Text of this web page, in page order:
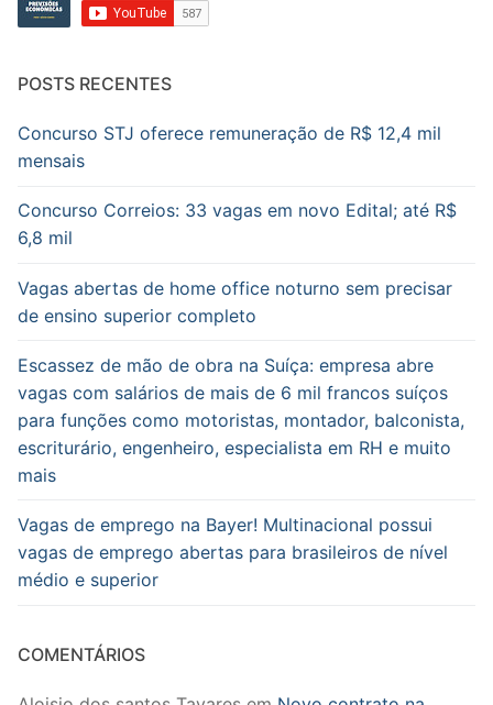
POSTS RECENTES
Concurso STJ oferece remuneração de R$ 12,4 mil
mensais
Concurso Correios: 33 vagas em novo Edital; até R$
6,8 mil
Vagas abertas de home office noturno sem precisar
de ensino superior completo
Escassez de mão de obra na Suíça: empresa abre
vagas com salários de mais de 6 mil francos suíços
para funções como motoristas, montador, balconista,
escriturário, engenheiro, especialista em RH e muito
mais
Vagas de emprego na Bayer! Multinacional possui
vagas de emprego abertas para brasileiros de nível
médio e superior
COMENTÁRIOS